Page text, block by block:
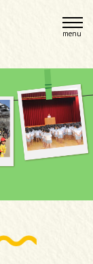
menu